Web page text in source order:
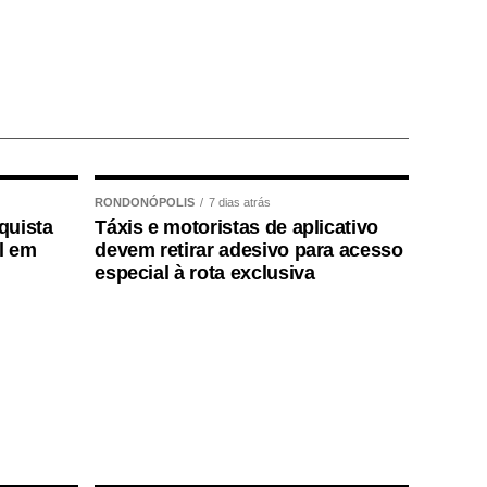
em
RONDONÓPOLIS 7 dias atrás
Táxis e motoristas de aplicativo
devem retirar adesivo para acesso
especial à rota exclusiva